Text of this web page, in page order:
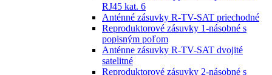
RJ45 kat. 6
Anténné zásuvky R-TV-SAT priechodné
Reproduktorové zásuvky 1-násobné s
popisným poľom
Anténne zásuvky R-TV-SAT dvojité
satelitné
Reproduktorové zásuvky 2-násobné s